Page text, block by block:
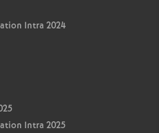
Intra 2024
Intra 2025